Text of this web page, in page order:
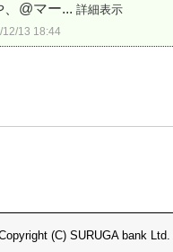
@マー... 詳細表示
12/13 18:44
(C) SURUGA bank